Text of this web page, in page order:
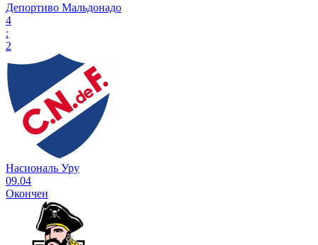
Депортиво Мальдонадо
4
:
2
Насиональ Уру
09.04
Окончен